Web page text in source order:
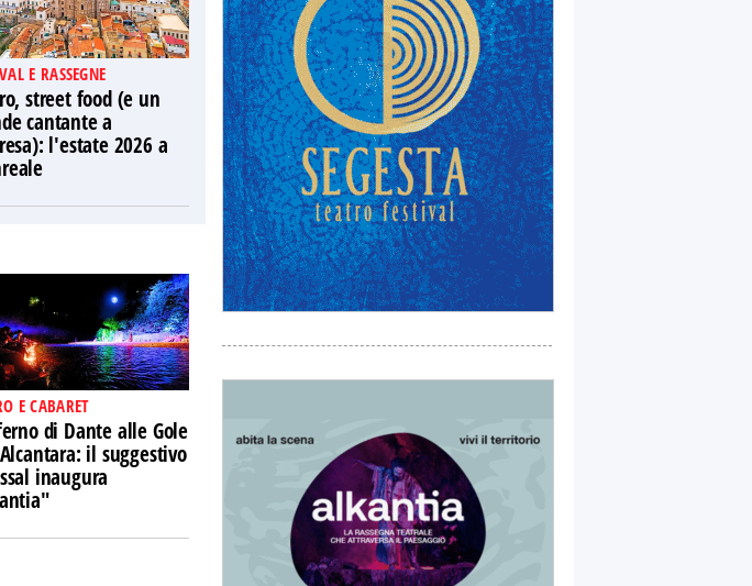
E RASSEGNE
street food (e un
cantante a
l'estate 2026 a
E CABARET
di Dante alle Gole
il suggestivo
inaugura